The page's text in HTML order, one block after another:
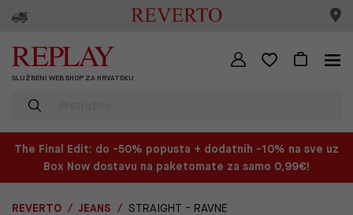
SLUŽBENI WEB SHOP ZA HRVATSKU
The Final Edit: do -50% popusta + dodatnih -10% na sve uz
Box Now dostavu na paketomate za samo 0,99€!
REVERTO JEANS STRAIGHT - RAVNE